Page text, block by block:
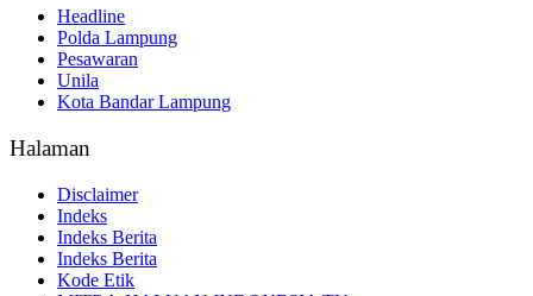
Headline
Polda Lampung
Pesawaran
Unila
Kota Bandar Lampung
Halaman
Disclaimer
Indeks
Indeks Berita
Indeks Berita
Kode Etik